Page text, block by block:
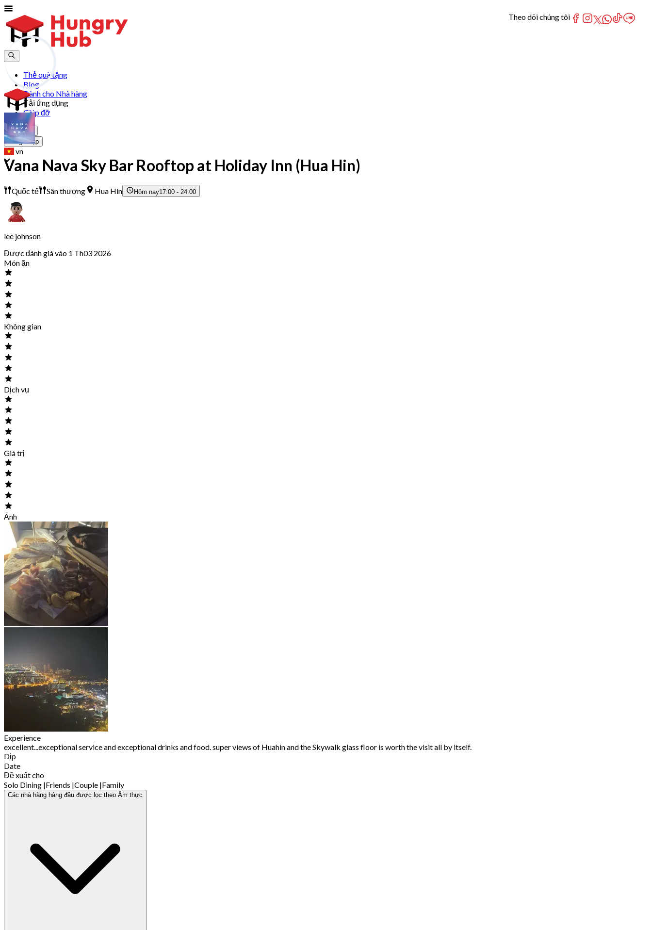
Thẻ quà tặng
Blog
Dành cho Nhà hàng
Tải ứng dụng
Giúp đỡ
Tham gia
Đăng Nhập
vn
Vana Nava Sky Bar Rooftop at Holiday Inn (Hua Hin)
Quốc tế Sân thượng Hua Hin Hôm nay17:00 - 24:00
lee johnson
Được đánh giá vào 1 Th03 2026
Món ăn
Không gian
Dịch vụ
Giá trị
Ảnh
Experience
excellent...exceptional service and exceptional drinks and food. super views of Huahin and the Skywalk glass floor is worth the visit all by itself.
Dịp
Date
Đề xuất cho
Solo Dining |Friends |Couple |Family
Các nhà hàng hàng đầu được lọc theo Ẩm thực
Theo dõi chúng tôi